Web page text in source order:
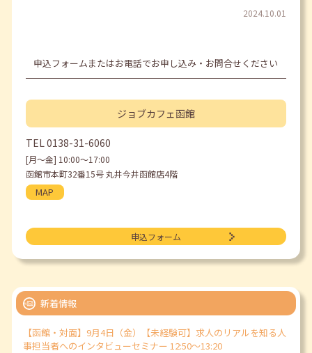
2024.10.01
申込フォームまたはお電話でお申し込み・お問合せください
ジョブカフェ函館
TEL 0138-31-6060
[月〜金] 10:00〜17:00
函館市本町32番15号 丸井今井函館店4階
MAP
申込フォーム
新着情報
【函館・対面】9月4日（金）【未経験可】求人のリアルを知る人
事担当者へのインタビューセミナー 12:50～13:20